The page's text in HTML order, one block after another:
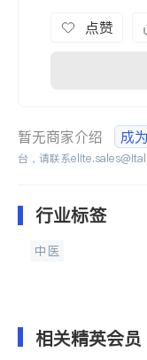
点赞
暂无商家介绍 成
台，请联系
行业标签
中医
相关精英会员